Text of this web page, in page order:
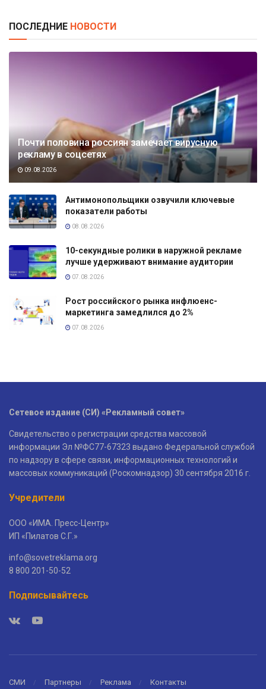
ПОСЛЕДНИЕ НОВОСТИ
Почти половина россиян замечает вирусную
рекламу в соцсетях
09.08.2026
Антимонопольщики озвучили ключевые
показатели работы
08.08.2026
10-секундные ролики в наружной рекламе
лучше удерживают внимание аудитории
07.08.2026
Рост российского рынка инфлюенс-
маркетинга замедлился до 2%
07.08.2026
Сетевое издание (СИ) «Рекламный совет»
Свидетельство о регистрации средства массовой
информации Эл №ФС77-67323 выдано Федеральной службой
по надзору в сфере связи, информационных технологий и
массовых коммуникаций (Роскомнадзор) 30 сентября 2016 г.
Учредители
ООО «ИМА. Пресс-Центр»
ИП «Пилатов С.Г.»
info@sovetreklama.org
8 800 201-50-52
Подписывайтесь
СМИ Партнеры Реклама Контакты